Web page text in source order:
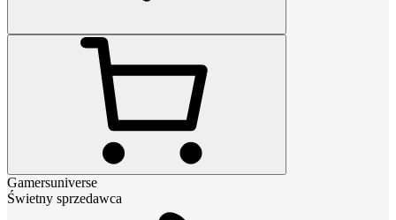
Gamersuniverse
Świetny sprzedawca